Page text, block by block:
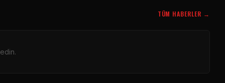
TÜM HABERLER →